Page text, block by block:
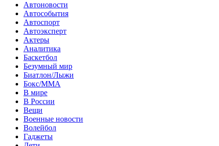
Автоновости
Автособытия
Автоспорт
Автоэксперт
Актеры
Аналитика
Баскетбол
Безумный мир
Биатлон/Лыжи
Бокс/MMA
В мире
В России
Вещи
Военные новости
Волейбол
Гаджеты